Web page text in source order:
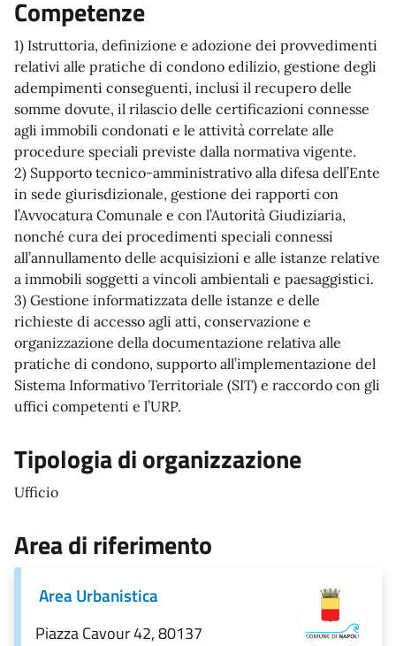
Competenze
1) Istruttoria, definizione e adozione dei provvedimenti
relativi alle pratiche di condono edilizio, gestione degli
adempimenti conseguenti, inclusi il recupero delle
somme dovute, il rilascio delle certificazioni connesse
agli immobili condonati e le attività correlate alle
procedure speciali previste dalla normativa vigente.
2) Supporto tecnico-amministrativo alla difesa dell’Ente
in sede giurisdizionale, gestione dei rapporti con
l’Avvocatura Comunale e con l’Autorità Giudiziaria,
nonché cura dei procedimenti speciali connessi
all’annullamento delle acquisizioni e alle istanze relative
a immobili soggetti a vincoli ambientali e paesaggistici.
3) Gestione informatizzata delle istanze e delle
richieste di accesso agli atti, conservazione e
organizzazione della documentazione relativa alle
pratiche di condono, supporto all’implementazione del
Sistema Informativo Territoriale (SIT) e raccordo con gli
uffici competenti e l’URP.
Tipologia di organizzazione
Ufficio
Area di riferimento
Area Urbanistica
Piazza Cavour 42, 80137